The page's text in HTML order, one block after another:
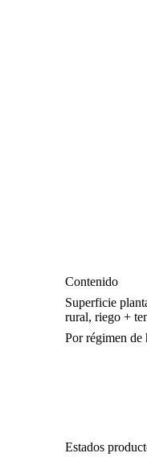
Contenido
Superficie
rural, riego +
Por régimen de
Estados